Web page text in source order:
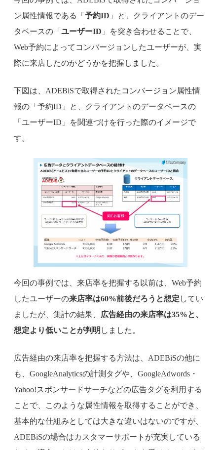
ン属性情報である「 予約ID 」と、クライアントのデー
タベースの「 ユーザーID 」を突き合わせることで、
Web予約によってコンバージョンしたユーザーが、実
際に来店したのかどうかを把握しました。
下図は、ADEBiSで取得されたコンバージョン属性情
報の「予約ID」と、クライアントのデータベースの
「ユーザーID」を関連づけを行った際のイメージで
す。
今回の事例では、来店率を把握する以前は、Web予約
したユーザーの来店率は60%前後だろうと想定 してい
ましたが、集計の結果、 広告経由の来店率は35%と、
想定より低いことが判明 しました。
広告経由の来店率を把握する方法は、ADEBiSの他に
も、GoogleAnalyticsの計測タグや、GoogleAdwords・
Yahoo!スポンサードサーチなどの広告タグを利用する
ことで、このような属性情報を取得することができ、
基本的な仕組みとしては大きな違いはないのですが、
ADEBiSの場合はカスタマーサポートが充実している